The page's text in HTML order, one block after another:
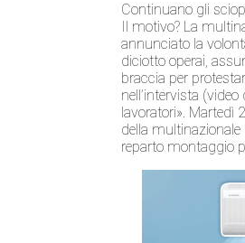
Continuano gli
Il motivo? La
annunciato la
diciotto operai,
braccia per
nell’intervista
lavoratori». Martedì
della
reparto montaggio